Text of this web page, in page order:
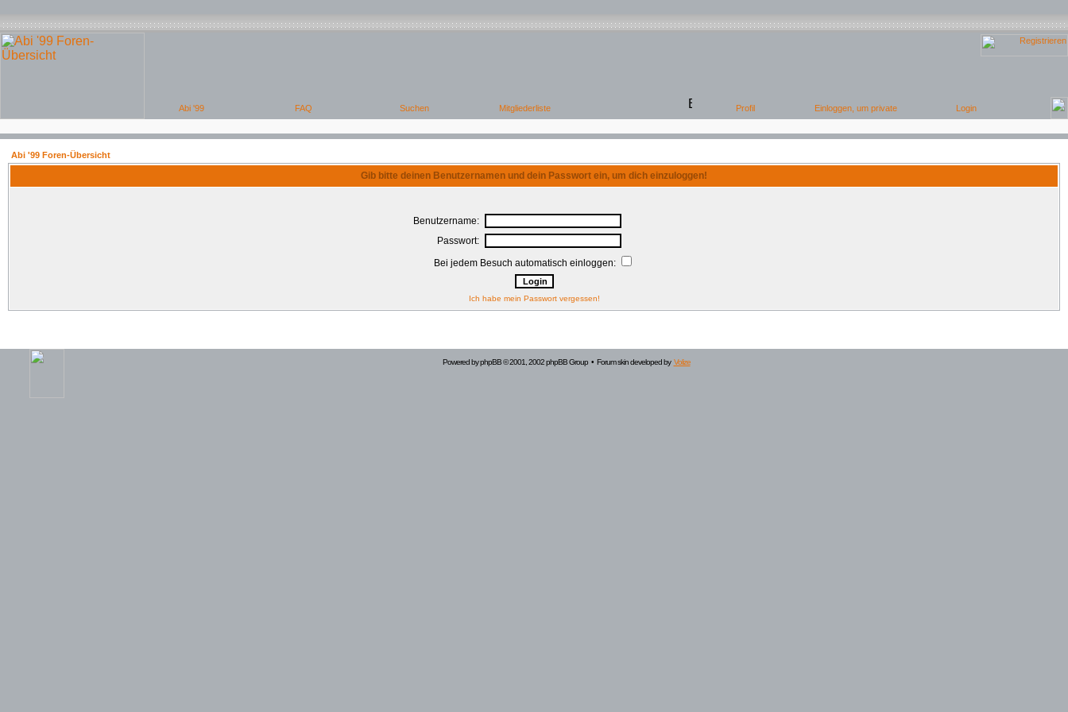
Abi '99 Foren-Übersicht
Gib bitte deinen Benutzernamen und dein Passwort ein, um dich einzuloggen!
Benutzername:
Passwort:
Bei jedem Besuch automatisch einloggen:
Ich habe mein Passwort vergessen!
Powered byphpBB© 2001, 2002 phpBB Group • Forum skin developed by Volize